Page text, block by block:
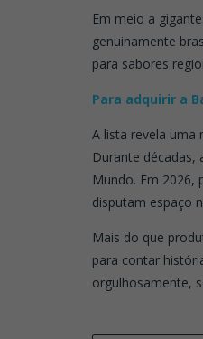
Em meio a
genuinamente
para sabores
Para adquirir a
A lista revela uma
Durante décadas,
Mundo. Em 2026,
disputam espaço
Mais do que
para contar
orgulhosamente,